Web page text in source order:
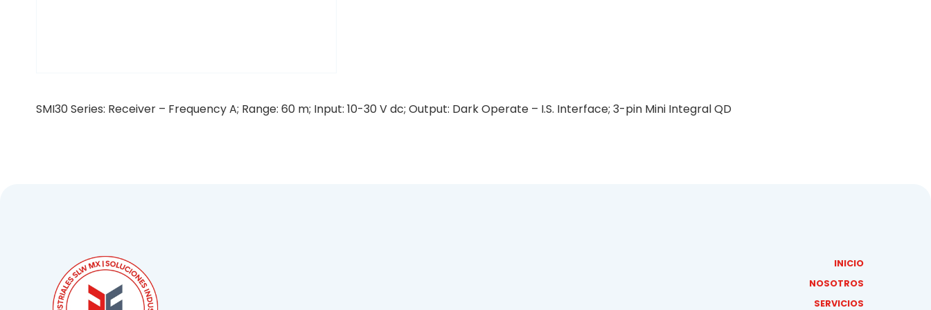
SMI30 Series: Receiver – Frequency A; Range: 60 m; Input: 10-30 V dc; Output: Dark Operate – I.S. Interface; 3-pin Mini Integral QD
INICIO
NOSOTROS
SERVICIOS